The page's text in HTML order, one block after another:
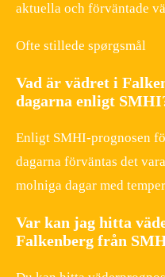
aktuella och förväntade
Ofte stillede spørgsmål
Vad är vädret i
dagarna enligt
Enligt SMHI-prognosen
dagarna förväntas det
molniga dagar med
Var kan jag hitta
Falkenberg från